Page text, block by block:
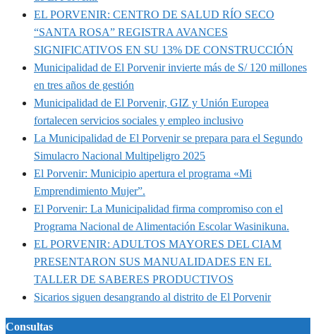
EL PORVENIR: CENTRO DE SALUD RÍO SECO
“SANTA ROSA” REGISTRA AVANCES
SIGNIFICATIVOS EN SU 13% DE CONSTRUCCIÓN
Municipalidad de El Porvenir invierte más de S/ 120 millones
en tres años de gestión
Municipalidad de El Porvenir, GIZ y Unión Europea
fortalecen servicios sociales y empleo inclusivo
La Municipalidad de El Porvenir se prepara para el Segundo
Simulacro Nacional Multipeligro 2025
El Porvenir: Municipio apertura el programa «Mi
Emprendimiento Mujer”.
El Porvenir: La Municipalidad firma compromiso con el
Programa Nacional de Alimentación Escolar Wasinikuna.
EL PORVENIR: ADULTOS MAYORES DEL CIAM
PRESENTARON SUS MANUALIDADES EN EL
TALLER DE SABERES PRODUCTIVOS
Sicarios siguen desangrando al distrito de El Porvenir
Consultas